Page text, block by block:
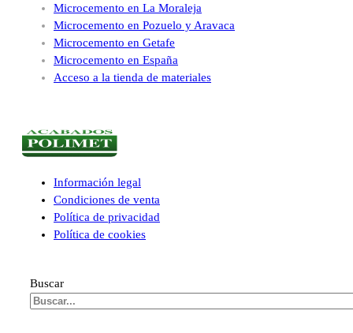
Microcemento en La Moraleja
Microcemento en Pozuelo y Aravaca
Microcemento en Getafe
Microcemento en España
Acceso a la tienda de materiales
Información legal
Condiciones de venta
Política de privacidad
Política de cookies
Buscar